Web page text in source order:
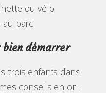
ou vélo
au parc
bien démarrer
trois enfants dans
conseils en or :